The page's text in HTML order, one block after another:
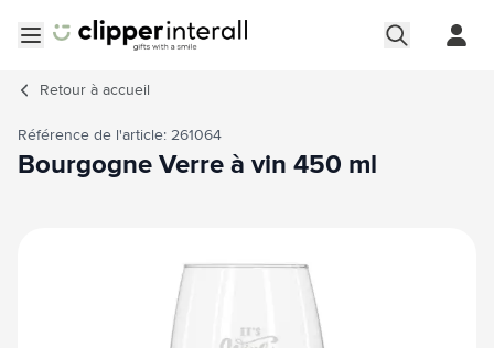
Retour à accueil
Référence de l'article: 261064
Bourgogne Verre à vin 450 ml